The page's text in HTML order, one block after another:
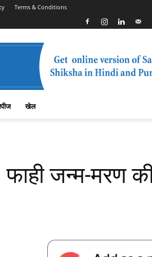
Terms & Conditions
खेल
जन्म-मरण